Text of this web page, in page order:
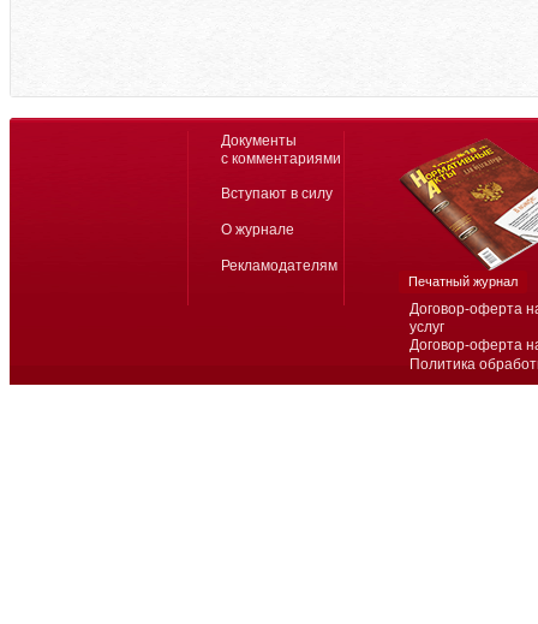
Договор-оферта
услуг
Договор-оферта
Политика
Документы
с комментариями
Вступают в силу
О журнале
Рекламодателям
Печатный журнал